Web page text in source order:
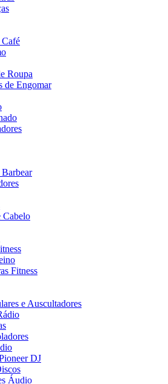
Roupa
de Engomar
Cabelo
Fitness
e Auscultadores
DJ
Áudio